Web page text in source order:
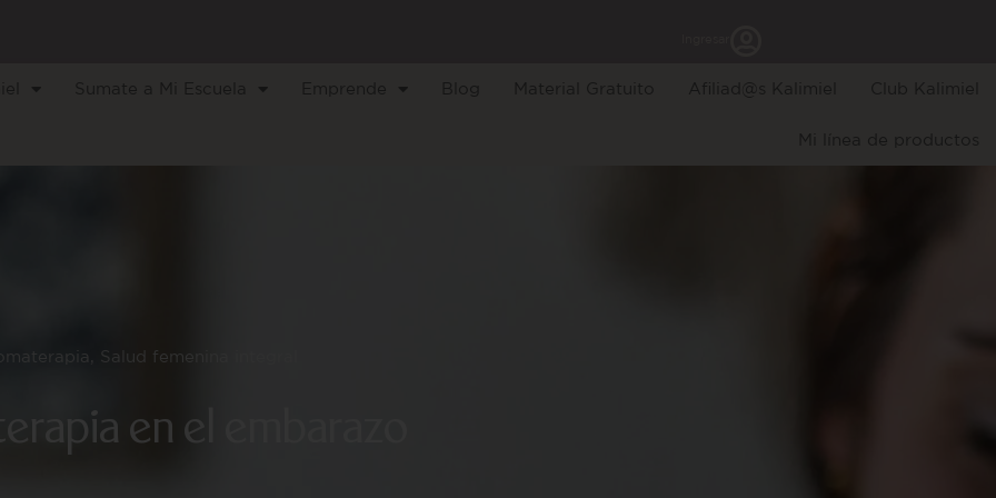
Sumate a Mi Escuela Emprende Blog Material Gratuito Afiliad@s Kalimiel Club Kalimiel
Mi línea de productos
, Salud femenina integral
en el embarazo